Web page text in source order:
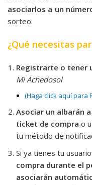
asociarlos a un
sorteo.
¿Qué necesitas
Registrarte o tener
Mi Achedosol
(Haga click aquí para
Asociar un albarán
ticket de compra o
tu método de
Si ya tienes tu
compra durante el
asociarán